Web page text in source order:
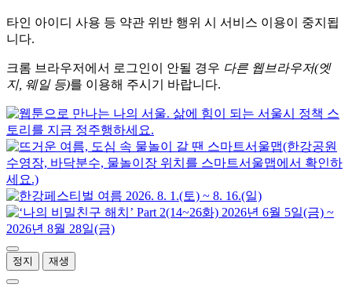
타인 아이디 사용 등 약관 위반 행위 시 서비스 이용이 중지됩
니다.
크롬 브라우저에서 로그인이 안될 경우 다른 웹브라우저(엣
지, 웨일 등)를 이용해 주시기 바랍니다.
정지 재생